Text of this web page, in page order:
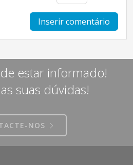
estar informado!
suas dúvidas!
NOS